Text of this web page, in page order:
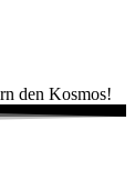
den Kosmos!